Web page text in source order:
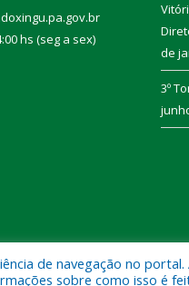
hs (seg a sex)
de
3º
Municipal de Vitória do
de navegação no
sobre como isso é